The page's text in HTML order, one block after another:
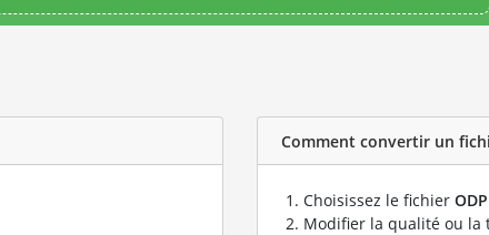
Comment convertir un
Choisissez le fichier ODP
Modifier la qualité ou la